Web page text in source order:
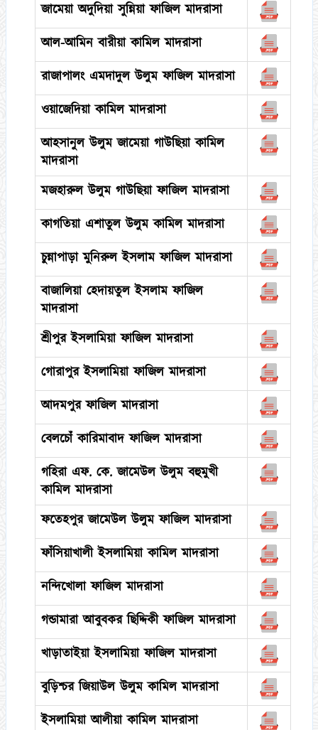
জামেয়া অদুদিয়া সুন্নিয়া ফাজিল মাদরাসা
আল-আমিন বারীয়া কামিল মাদরাসা
রাজাপালং এমদাদুল উলুম ফাজিল মাদরাসা
ওয়াজেদিয়া কামিল মাদরাসা
আহসানুল উলুম জামেয়া গাউছিয়া কামিল
মাদরাসা
মজহারুল উলুম গাউছিয়া ফাজিল মাদরাসা
কাগতিয়া এশাতুল উলুম কামিল মাদরাসা
চুন্নাপাড়া মুনিরুল ইসলাম ফাজিল মাদরাসা
বাজালিয়া হেদায়তুল ইসলাম ফাজিল
মাদরাসা
শ্রীপুর ইসলামিয়া ফাজিল মাদরাসা
গোরাপুর ইসলামিয়া ফাজিল মাদরাসা
আদমপুর ফাজিল মাদরাসা
বেলচোঁ কারিমাবাদ ফাজিল মাদরাসা
গহিরা এফ. কে. জামেউল উলুম বহুমুখী
কামিল মাদরাসা
ফতেহপুর জামেউল উলুম ফাজিল মাদরাসা
ফাঁসিয়াখালী ইসলামিয়া কামিল মাদরাসা
নন্দিখোলা ফাজিল মাদরাসা
গন্ডামারা আবুবকর ছিদ্দিকী ফাজিল মাদরাসা
খাড়াতাইয়া ইসলামিয়া ফাজিল মাদরাসা
বুড়িশ্চর জিয়াউল উলুম কামিল মাদরাসা
ইসলামিয়া আলীয়া কামিল মাদরাসা